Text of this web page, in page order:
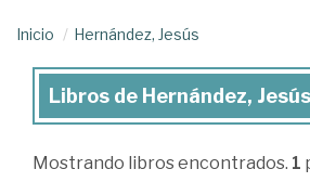
Inicio Hernández, Jesús
Libros
Hernández,
Libros de Hernández, Jesús
Mostrando libros encontrados. 1